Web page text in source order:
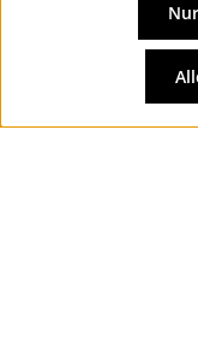
und ggf.